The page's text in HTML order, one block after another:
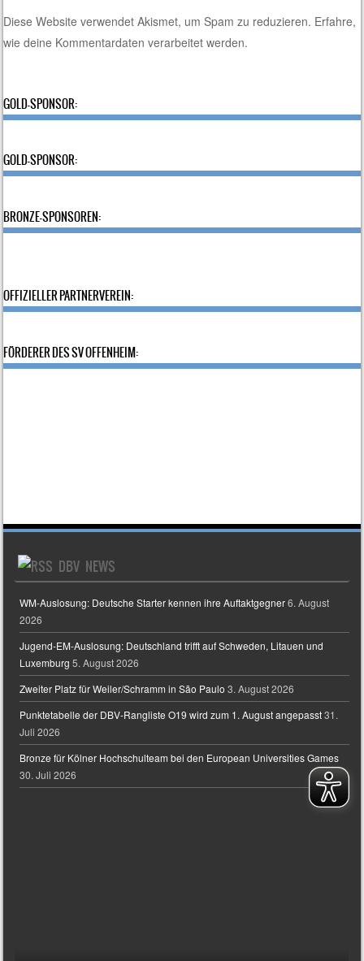
Diese Website verwendet Akismet, um Spam zu reduzieren. Erfahre,
wie deine Kommentardaten verarbeitet werden.
GOLD-SPONSOR:
GOLD-SPONSOR:
BRONZE-SPONSOREN:
OFFIZIELLER PARTNERVEREIN:
FÖRDERER DES SV OFFENHEIM:
DBV NEWS
WM-Auslosung: Deutsche Starter kennen ihre Auftaktgegner 6. August
2026
Jugend-EM-Auslosung: Deutschland trifft auf Schweden, Litauen und
Luxemburg 5. August 2026
Zweiter Platz für Weiler/Schramm in São Paulo 3. August 2026
Punktetabelle der DBV-Rangliste O19 wird zum 1. August angepasst 31.
Juli 2026
Bronze für Kölner Hochschulteam bei den European Universities Games
30. Juli 2026